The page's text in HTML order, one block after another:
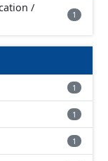
/
1
1
1
1